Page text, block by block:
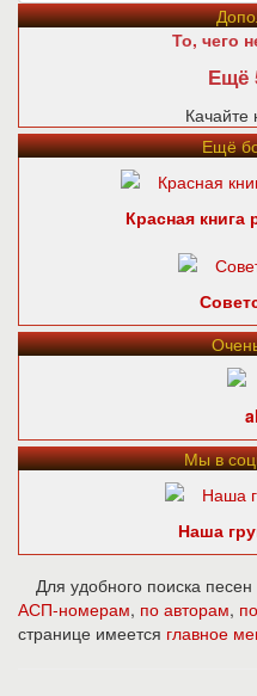
То, чего
Ещё
Качайте
Ещё
Красная книга
Мы в
Наша
Для удобного поиска песен
АСП-номерам, по авторам,
странице имеется главное